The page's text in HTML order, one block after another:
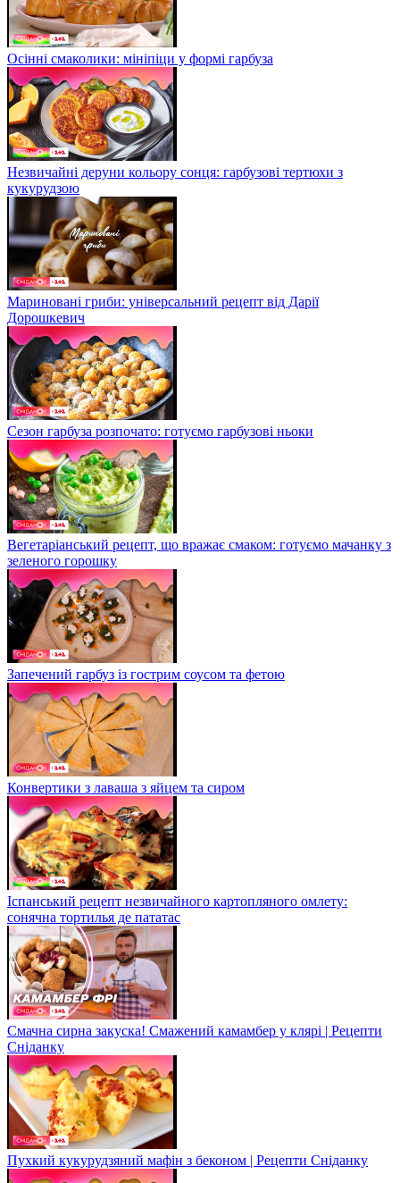
Осінні смаколики: мініпіци у формі гарбуза
Незвичайні деруни кольору сонця: гарбузові тертюхи з
кукурудзою
Мариновані гриби: універсальний рецепт від Дарії
Дорошкевич
Сезон гарбуза розпочато: готуємо гарбузові ньоки
Вегетаріанський рецепт, що вражає смаком: готуємо мачанку з
зеленого горошку
Запечений гарбуз із гострим соусом та фетою
Конвертики з лаваша з яйцем та сиром
Іспанський рецепт незвичайного картопляного омлету:
сонячна тортилья де пататас
Смачна сирна закуска! Смажений камамбер у клярі | Рецепти
Сніданку
Пухкий кукурудзяний мафін з беконом | Рецепти Сніданку